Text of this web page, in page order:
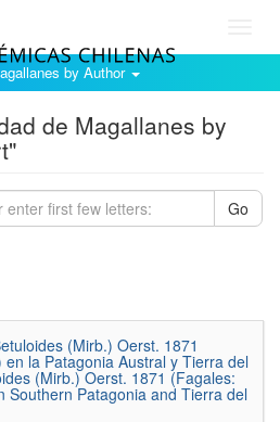
by Author
de Magallanes by
Go
(Mirb.) Oerst. 1871
la Patagonia Austral y Tierra del
(Mirb.) Oerst. 1871 (Fagales:
Southern Patagonia and Tierra del